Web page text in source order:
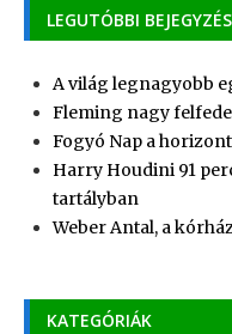
LEGUTÓBBI
A világ legnagyobb
Fleming nagy
Fogyó Nap a
Harry Houdini 91
tartályban
Weber Antal, a
KATEGÓRIÁK